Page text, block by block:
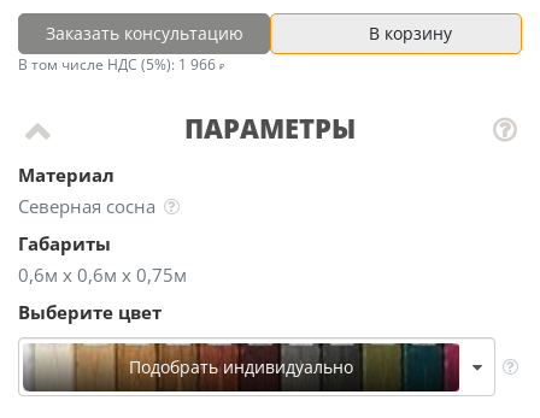
ПАРАМЕТРЫ
Материал
Северная сосна
Габариты
0,6м х 0,6м х 0,75м
Выберите цвет
Подобрать индивидуально
Заказать консультацию В корзину
В том числе НДС (5%): 1 966